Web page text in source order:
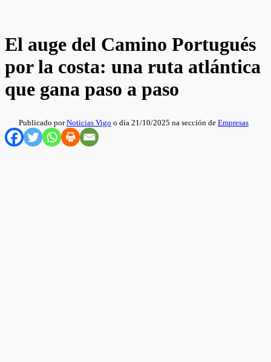
El auge del Camino Portugués
por la costa: una ruta atlántica
que gana paso a paso
Publicado porNoticias Vigo o día 21/10/2025 na sección de Empresas